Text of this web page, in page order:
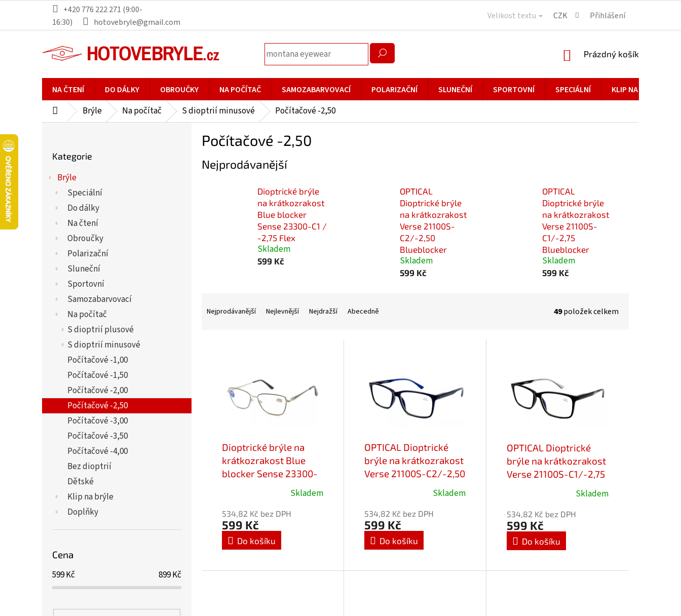
obsah
+420 776 222 271 (9:00-
16:30)
hotovebryle@gmail.com
Velikost textu CZK Přihlášení
NÁKUPNÍ
Prázdný košík
NA ČTENÍ DO DÁLKY OBROUČKY NA POČÍTAČ SAMOZABARVOVACÍ POLARIZAČNÍ SLUNEČNÍ SPORTOVNÍ SPECIÁLNÍ KLIP NA BRÝLE
DomůBrýle Na počítač S dioptrií minusové Počítačové -2,50
kategorie
Kategorie
Brýle
Speciální
Do dálky
Na čtení
Obroučky
Polarizační
Sluneční
Sportovní
Samozabarvovací
Na počítač
S dioptrií plusové
S dioptrií minusové
Počítačové -1,00
Počítačové -1,50
Počítačové -2,00
Počítačové -2,50
Počítačové -3,00
Počítačové -3,50
Počítačové -4,00
Bez dioptrií
Dětské
Klip na brýle
Doplňky
Cena
599Kč 899Kč
Počítačové -2,50
Nejprodávanější
Dioptrické brýle
na krátkozrakost
Blue blocker
Sense 23300-C1 /
-2,75 Flex
Skladem
599 Kč
OPTICAL
Dioptrické brýle
na krátkozrakost
Verse 21100S-
C2/-2,50
Blueblocker
Skladem
599 Kč
OPTICAL
Dioptrické brýle
na krátkozrakost
Verse 21100S-
C1/-2,75
Blueblocker
Skladem
599 Kč
aNejprodávanější Nejlevnější Nejdražší Abecedně 49položek celkem
Dioptrické brýle na
krátkozrakost Blue
blocker Sense 23300-
Skladem
534,82 Kč bez DPH
599 Kč
Do košíku
OPTICAL Dioptrické
brýle na krátkozrakost
Verse 21100S-C2/-2,50
Skladem
534,82 Kč bez DPH
599 Kč
Do košíku
OPTICAL Dioptrické
brýle na krátkozrakost
Verse 21100S-C1/-2,75
Skladem
534,82 Kč bez DPH
599 Kč
Do košíku